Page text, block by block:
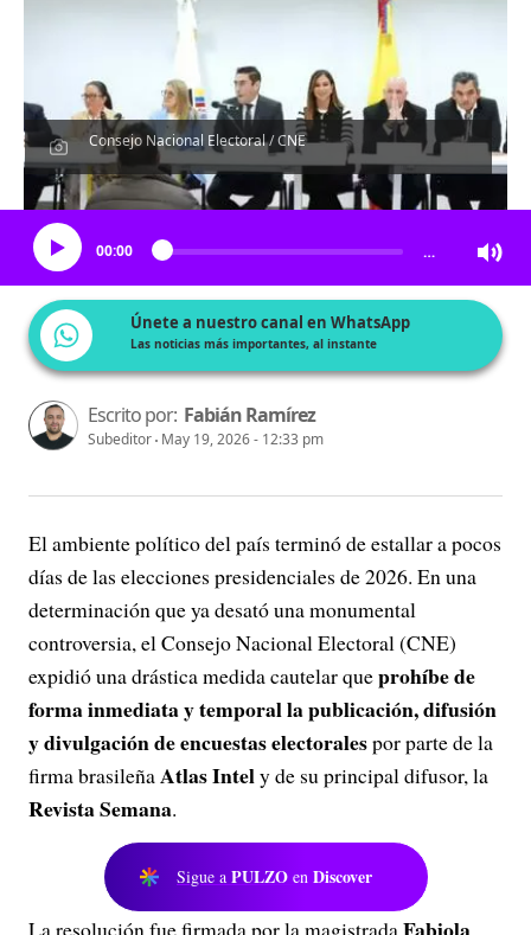
Consejo Nacional Electoral / CNE
Escucha el artículo
00:00 …
Únete a nuestro canal en WhatsApp
Las noticias más importantes, al instante
Escrito por: Fabián Ramírez
Subeditor May 19, 2026 - 12:33 pm
El ambiente político del país terminó de estallar a pocos
días de las elecciones presidenciales de 2026. En una
determinación que ya desató una monumental
controversia, el Consejo Nacional Electoral (CNE)
expidió una drástica medida cautelar queprohíbe de
forma inmediata y temporal la publicación, difusión
y divulgación de encuestas electoralespor parte de la
firma brasileñaAtlas Intely de su principal difusor, la
Revista Semana.
Sigue a PULZO en Discover
La resolución fue firmada por la magistrada